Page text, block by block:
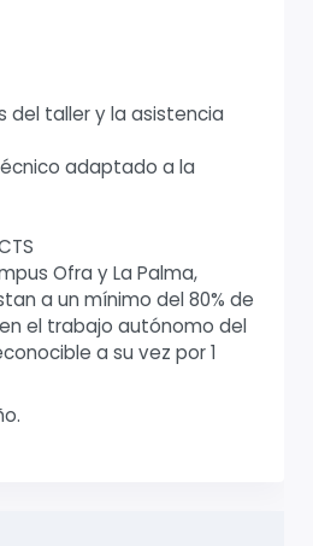
del taller y la asistencia
adaptado a la
Ofra y La Palma,
a un mínimo del 80% de
el trabajo autónomo del
a su vez por 1